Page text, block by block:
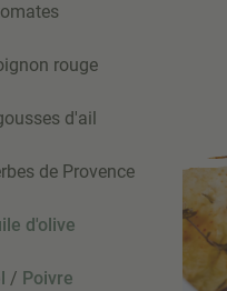
rouge
d'ail
de Provence
d'olive
/ Poivre